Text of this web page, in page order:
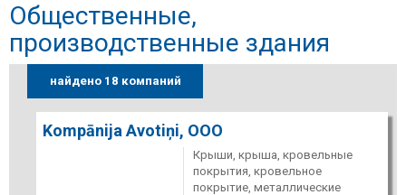
Общественные,
производственные здания
найдено 18 компаний
Kompānija Avotiņi, ООО
Крыши, крыша, кровельные
покрытия, кровельное
покрытие, металлические